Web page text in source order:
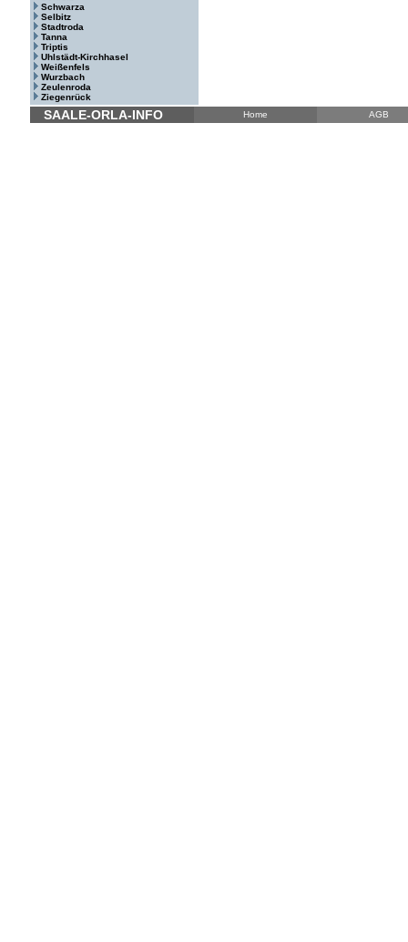
Schwarza
Selbitz
Stadtroda
Tanna
Triptis
Uhlstädt-Kirchhasel
Weißenfels
Wurzbach
Zeulenroda
Ziegenrück
SAALE-ORLA-INFO Home AGB